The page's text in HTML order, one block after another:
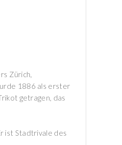
Zürich,
1886 als erster
getragen, das
ist Stadtrivale des